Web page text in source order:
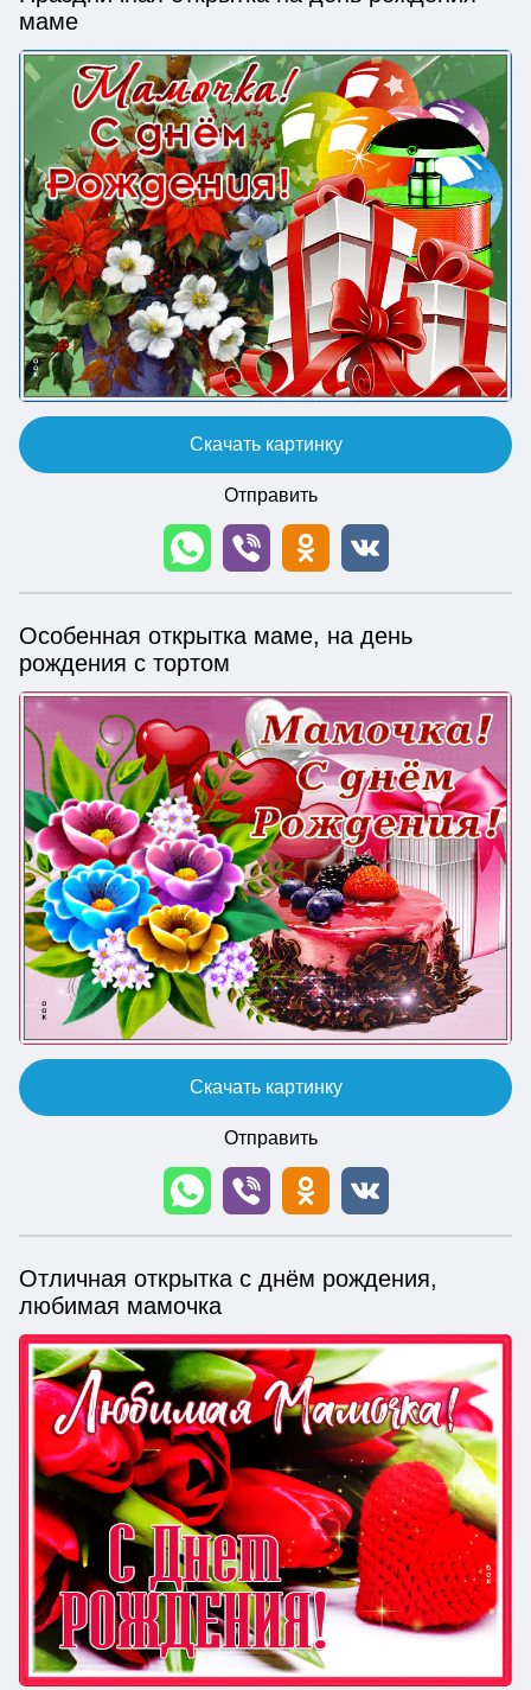
маме
Скачать картинку
Отправить
Особенная открытка маме, на день
рождения с тортом
Скачать картинку
Отправить
Отличная открытка с днём рождения,
любимая мамочка